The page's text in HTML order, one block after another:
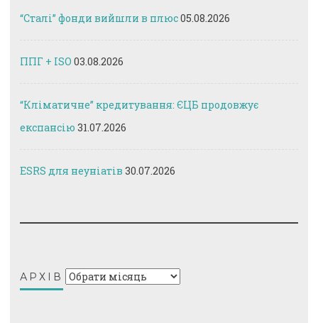
“Сталі” фонди вийшли в плюс05.08.2026
ППГ + ISO 03.08.2026
“Кліматичне” кредитування: ЄЦБ продовжує
експансію 31.07.2026
ESRS для неуніатів 30.07.2026
АРХІВ Архів